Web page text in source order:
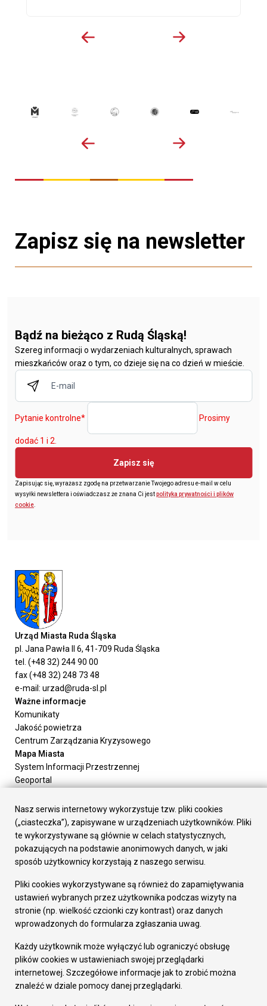
Zapisz się na newsletter
Bądź na bieżąco z Rudą Śląską!
Szereg informacji o wydarzeniach kulturalnych, sprawach
mieszkańców oraz o tym, co dzieje się na co dzień w mieście.
Pytanie kontrolne* Prosimy
dodać 1 i 2.
Zapisz się
Zapisując się, wyrażasz zgodę na przetwarzanie Twojego adresu e-mail w celu
wysyłki newslettera i oświadczasz że znana Ci jestpolityka prywatności i plików
cookie
Urząd Miasta Ruda Śląska
pl. Jana Pawła II 6, 41-709 Ruda Śląska
tel. (+48 32) 244 90 00
fax (+48 32) 248 73 48
e-mail: urzad@ruda-sl.pl
Ważne informacje
Komunikaty
Jakość powietrza
Centrum Zarządzania Kryzysowego
Mapa Miasta
System Informacji Przestrzennej
Geoportal
Załatw sprawę
Prezydent Miasta
Rada Miasta
Wydziały
Elektroniczna Skrzynka Podawcza
Gospodarka
Fundusze europejskie
Środki krajowe
Oferty inwestycyjne
Pozostałe
Deklaracja dostępności
Dane osobowe
Dodaj opinię o witrynie
Nasz serwis internetowy wykorzystuje tzw. pliki cookies
(„ciasteczka”), zapisywane w urządzeniach użytkowników. Pliki
te wykorzystywane są głównie w celach statystycznych,
pokazujących na podstawie anonimowych danych, w jaki
sposób użytkownicy korzystają z naszego serwisu.
Pliki cookies wykorzystywane są również do zapamiętywania
ustawień wybranych przez użytkownika podczas wizyty na
stronie (np. wielkość czcionki czy kontrast) oraz danych
wprowadzonych do formularza zgłaszania uwag.
Każdy użytkownik może wyłączyć lub ograniczyć obsługę
plików cookies w ustawieniach swojej przeglądarki
internetowej. Szczegółowe informacje jak to zrobić można
znaleźć w dziale pomocy danej przeglądarki.